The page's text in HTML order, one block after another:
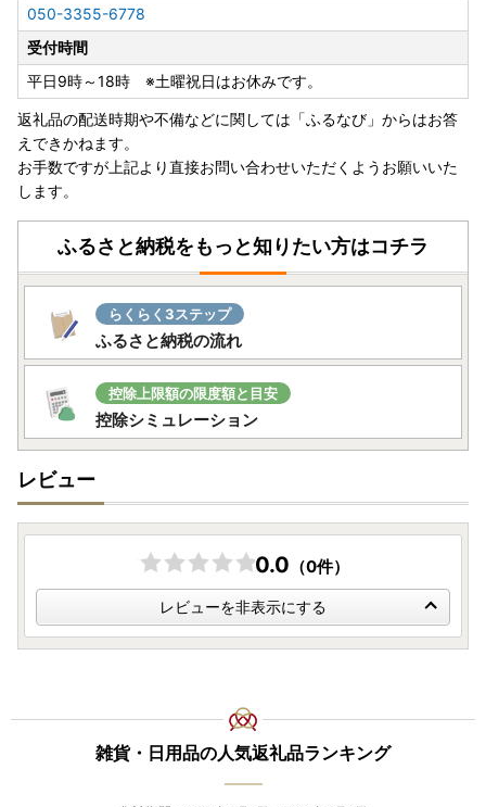
050-3355-6778
受付時間
平日9時～18時 ※土曜祝日はお休みです。
返礼品の配送時期や不備などに関しては「ふるなび」からはお答
えできかねます。
お手数ですが上記より直接お問い合わせいただくようお願いいた
します。
ふるさと納税をもっと知りたい方はコチラ
らくらく3ステップ
ふるさと納税の流れ
控除上限額の限度額と目安
控除シミュレーション
レビュー
0.0 （0件）
レビューを非表示にする
雑貨・日用品の人気返礼品ランキング